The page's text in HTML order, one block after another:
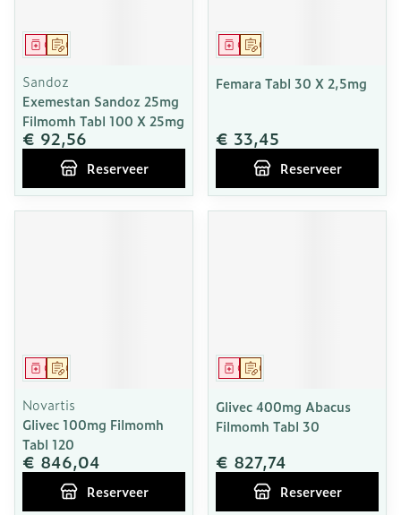
Op voorschrift
Geneesmiddel
Sandoz
Exemestan Sandoz 25mg
Filmomh Tabl 100 X 25mg
€ 92,56
Reserveer
Op voorschrift
Geneesmiddel
Femara Tabl 30 X 2,5mg
€ 33,45
Reserveer
Op voorschrift
Geneesmiddel
Novartis
Glivec 100mg Filmomh
Tabl 120
€ 846,04
Reserveer
Op voorschrift
Geneesmiddel
Glivec 400mg Abacus
Filmomh Tabl 30
€ 827,74
Reserveer